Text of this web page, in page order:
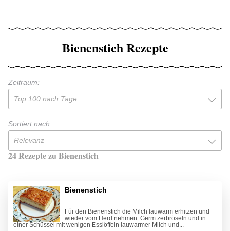
Bienenstich Rezepte
Zeitraum:
Top 100 nach Tage
Sortiert nach:
Relevanz
24 Rezepte zu Bienenstich
Bienenstich
Für den Bienenstich die Milch lauwarm erhitzen und
wieder vom Herd nehmen. Germ zerbröseln und in
einer Schüssel mit wenigen Esslöffeln lauwarmer Milch und...